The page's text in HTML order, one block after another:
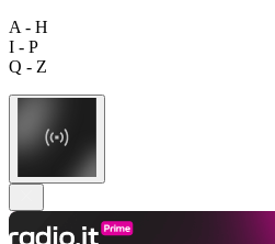
A - H
I - P
Q - Z